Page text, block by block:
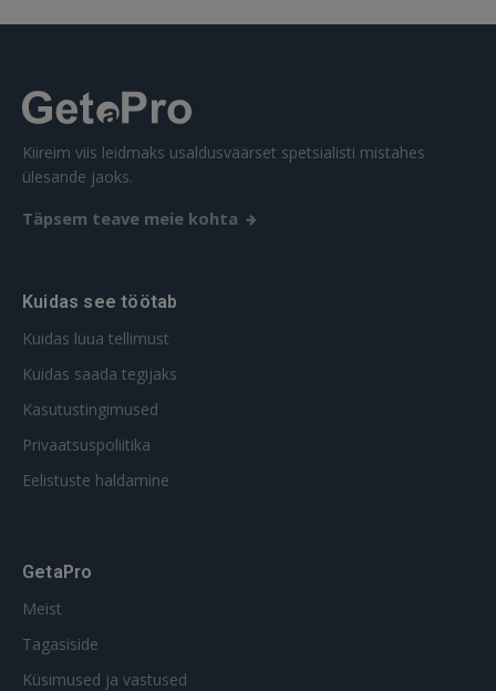
Kiireim viis leidmaks usaldusväärset spetsialisti mistahes
ülesande jaoks.
Täpsem teave meie kohta
Kuidas see töötab
Kuidas luua tellimust
Kuidas saada tegijaks
Kasutustingimused
Privaatsuspoliitika
Eelistuste haldamine
GetaPro
Meist
Tagasiside
Küsimused ja vastused